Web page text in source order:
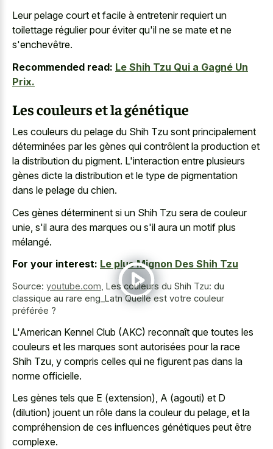
Leur pelage court et facile à entretenir requiert un
toilettage régulier pour éviter qu'il ne se mate et ne
s'enchevêtre.
Recommended read: Le Shih Tzu Qui a Gagné Un
Prix.
Les couleurs et la génétique
Les couleurs du pelage du Shih Tzu sont principalement
déterminées par les gènes qui contrôlent la production et
la distribution du pigment. L'interaction entre plusieurs
gènes dicte la distribution et le type de pigmentation
dans le pelage du chien.
Ces gènes déterminent si un Shih Tzu sera de couleur
unie, s'il aura des marques ou s'il aura un motif plus
mélangé.
For your interest: Le plus Mignon Des Shih Tzu
Source: youtube.com Les couleurs du Shih Tzu: du
classique au rare eng_Latn Quelle est votre couleur
préférée ?
L'American Kennel Club (AKC) reconnaît que toutes les
couleurs et les marques sont autorisées pour la race
Shih Tzu, y compris celles qui ne figurent pas dans la
norme officielle.
Les gènes tels que E (extension), A (agouti) et D
(dilution) jouent un rôle dans la couleur du pelage, et la
compréhension de ces influences génétiques peut être
complexe.